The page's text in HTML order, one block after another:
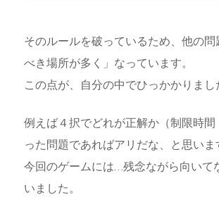
そのルールを破っているため、他の問
べき場所が多く」なっています。
この点が、自分の中でひっかかりまし
例えば４択でどれが正解か（制限時間
った問題であればアリだな、と思いま
今回のゲームには…残念ながら向いて
いました。